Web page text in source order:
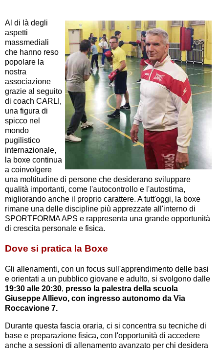
Al di là degli
aspetti
massmediali
che hanno reso
popolare la
nostra
associazione
grazie al seguito
di coach CARLI,
una figura di
spicco nel
mondo
pugilistico
internazionale,
la boxe continua
a coinvolgere
una moltitudine di persone che desiderano sviluppare
qualità importanti, come l'autocontrollo e l'autostima,
migliorando anche il proprio carattere. A tutt'oggi, la boxe
rimane una delle discipline più apprezzate all'interno di
SPORTFORMA APS e rappresenta una grande opportunità
di crescita personale e fisica.
Dove si pratica la Boxe
Gli allenamenti, con un focus sull'apprendimento delle basi
e orientati a un pubblico giovane e adulto, si svolgono dalle
19:30 alle 20:30, presso la palestra della scuola
Giuseppe Allievo, con ingresso autonomo da Via
Roccavione 7.
Durante questa fascia oraria, ci si concentra su tecniche di
base e preparazione fisica, con l'opportunità di accedere
anche a sessioni di allenamento avanzato per chi desidera